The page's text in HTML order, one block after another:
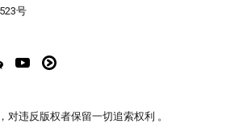
号
对违反版权者保留一切追索权利 。